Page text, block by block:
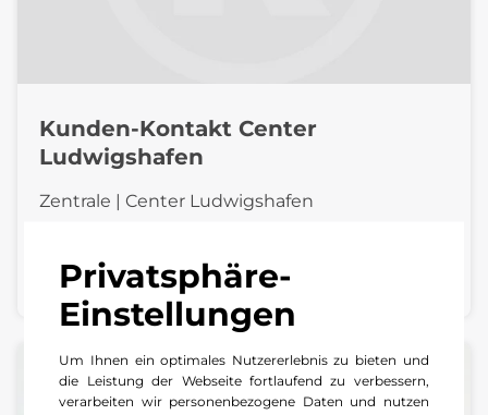
Privatsphäre-
Einstellungen
Um Ihnen ein optimales Nutzererlebnis zu bieten und
die Leistung der Webseite fortlaufend zu verbessern,
verarbeiten wir personenbezogene Daten und nutzen
Kunden-Kontakt Center
Ludwigshafen
Zentrale | Center Ludwigshafen
E-Mail schreiben